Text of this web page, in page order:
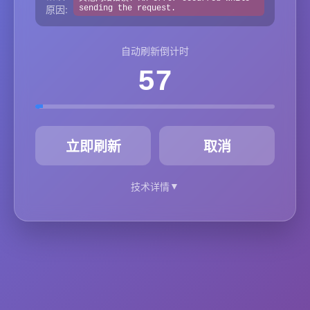
原因:
sending the request.
自动刷新倒计时
57
立即刷新 取消
技术详情▼